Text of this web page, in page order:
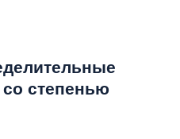
степенью